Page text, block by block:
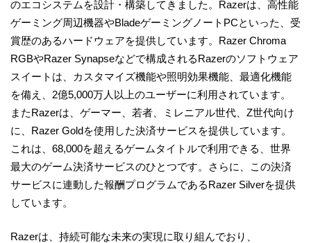
のエコシステムを設計・構築してきました。Razerは、高性能
ゲーミング周辺機器やBladeゲーミングノートPCといった、受
賞歴のあるハードウェアを提供しています。Razer Chroma
RGBやRazer Synapseなどで構成されるRazerのソフトウェア
スイートは、カスタマイズ機能や照明効果機能、最適化機能
を備え、2億5,000万人以上のユーザーに利用されています。
またRazerは、ゲーマー、若者、ミレニアル世代、Z世代向け
に、Razer Goldを使用した決済サービスを提供しています。
これは、68,000を超えるゲームタイトルで利用できる、世界
最大のゲーム決済サービスのひとつです。さらに、この決済
サービスに連動した報酬プログラムであるRazer Silverを提供
しています。
Razerは、持続可能な未来の実現に取り組んでおり、